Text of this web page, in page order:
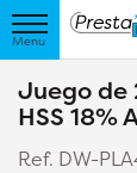
Juego de
HSS 18%
Ref. DW-